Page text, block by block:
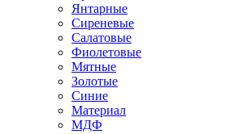
Янтарные
Сиреневые
Салатовые
Фиолетовые
Мятные
Золотые
Синие
Материал
МДФ